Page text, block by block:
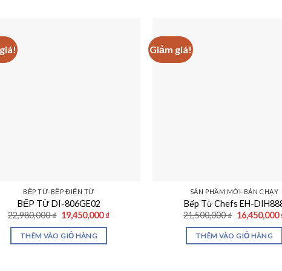
BẾP TỪ-BẾP ĐIỆN TỪ
BẾP TỪ DI-806GE02
22,980,000₫ Giá
gốc
là:
22,980,000 ₫.
19,450,000₫Giá
THÊM VÀO GIỎ HÀNG
Giảm giá!
SẢN PHẨM MỚI-BÁN CHẠY
Bếp Từ Chefs EH-
21,500,000₫ Giá
gốc
là:
21,500,000 ₫.
16,450,000
THÊM VÀO GIỎ HÀNG